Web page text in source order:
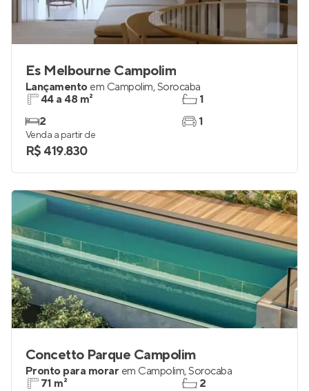
Es Melbourne Campolim
Lançamento em Campolim,Sorocaba
44 a 48 m²
2
1
1
Venda a partir de
R$ 419.830
Concetto Parque Campolim
Pronto para morar em Campolim,Sorocaba
71 m²
2